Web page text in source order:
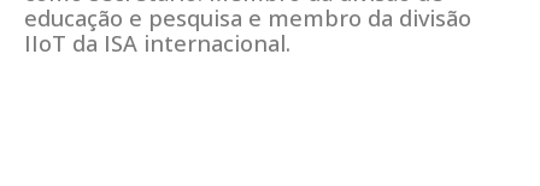
educação e pesquisa e membro da divisão
IIoT da ISA internacional.